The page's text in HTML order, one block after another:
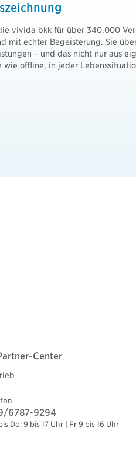
vivida bkk für über 340.000
mit echter Begeisterung. Sie
– und das nicht nur aus
wie offline, in jeder
Center
6787-9294
Do: 9 bis 17 Uhr | Fr 9 bis 16 Uhr